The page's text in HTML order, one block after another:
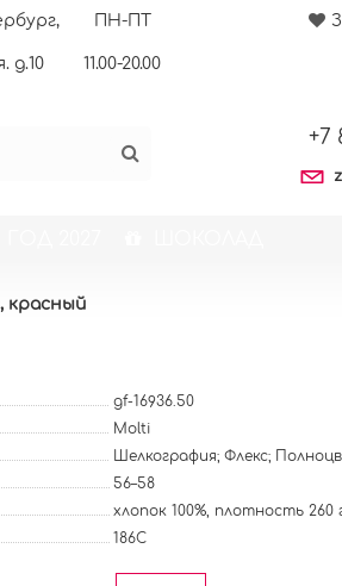
д.10
ПН-ПТ
11.00-20.00
+7
красный
gf-16936.50
Molti
Шелкография; Флекс;
56–58
хлопок 100%, плотность 260
186C